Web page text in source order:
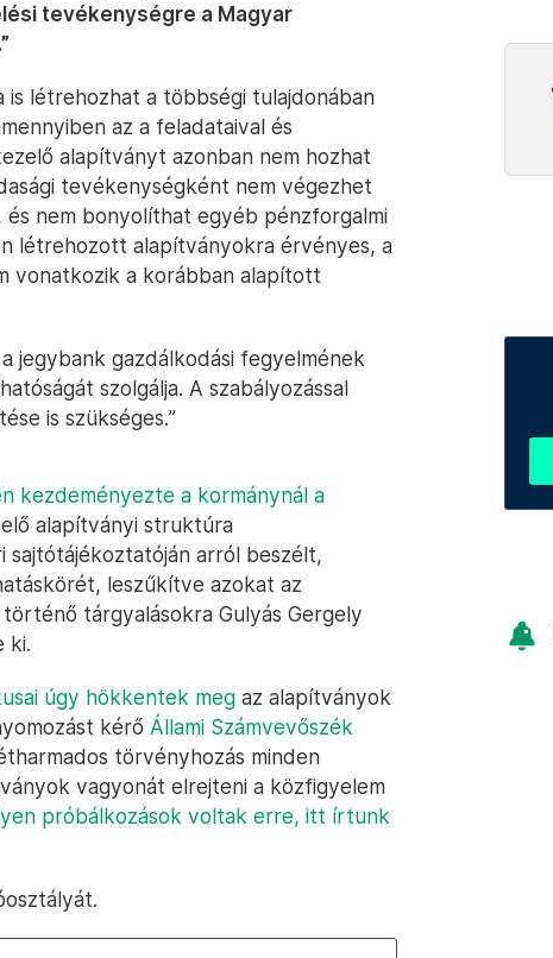
tevékenységre a Magyar
létrehozhat a többségi tulajdonában
az a feladataival és
alapítványt azonban nem hozhat
tevékenységként nem végezhet
nem bonyolíthat egyéb pénzforgalmi
létrehozott alapítványokra érvényes, a
vonatkozik a korábban alapított
jegybank gazdálkodási fegyelmének
szolgálja. A szabályozással
is szükséges.”
kezdeményezte a kormánynál a
alapítványi struktúra
sajtótájékoztatóján arról beszélt,
leszűkítve azokat az
tárgyalásokra Gulyás Gergely
ki.
úgy hökkentek meg az alapítványok
kérő Állami Számvevőszék
törvényhozás minden
vagyonát elrejteni a közfigyelem
próbálkozások voltak erre, itt írtunk